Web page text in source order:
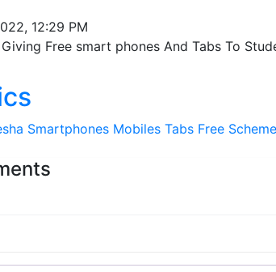
Free smart phones And Tabs To
Smartphones